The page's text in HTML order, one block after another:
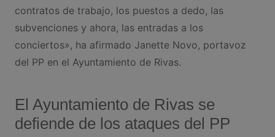
contratos de trabajo, los puestos a dedo, las
subvenciones y ahora, las entradas a los
conciertos», ha afirmado Janette Novo, portavoz
del PP en el Ayuntamiento de Rivas.
El Ayuntamiento de Rivas se
defiende de los ataques del PP